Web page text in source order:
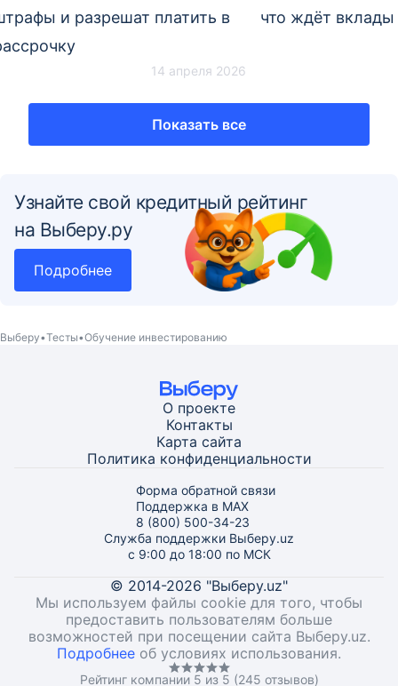
и разрешат платить в
14 апреля 2026
что ждёт вклады
Показать все
Узнайте свой кредитный рейтинг
на Выберу.ру
Подробнее
Выберу Тесты Обучение инвестированию
О проекте
Контакты
Карта сайта
Политика конфиденциальности
Форма обратной связи
Поддержка в MAX
8 (800) 500-34-23
Служба поддержки Выберу.uz
с 9:00 до 18:00 по МСК
© 2014-2026 "Выберу.uz"
Мы используем файлы cookie для того, чтобы
предоставить пользователям больше
возможностей при посещении сайта Выберу.uz.
Подробнее об условиях использования.
Рейтинг компании 5 из 5 (245 отзывов)